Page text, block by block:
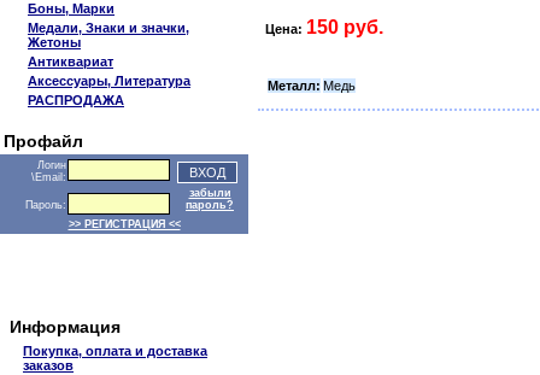
Боны, Марки
Медали, Знаки и значки,
Жетоны
Антиквариат
Аксессуары, Литература
РАСПРОДАЖА
Профайл
Логин
\Email:
Пароль:
забыли
пароль?
>> РЕГИСТРАЦИЯ <<
Информация
Покупка, оплата и доставка
заказов
Цена: 150 руб.
Металл: Медь